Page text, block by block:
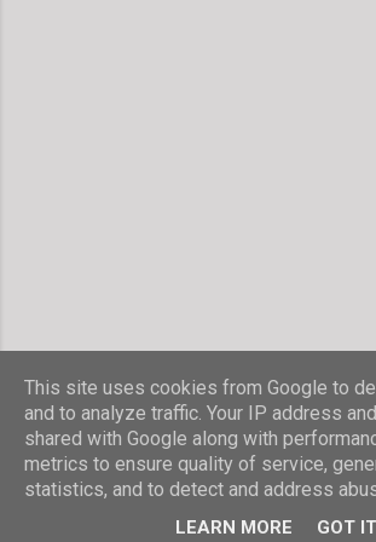
Powered by Blogger
This site uses cookies from Google to
and to analyze traffic. Your IP address
shared with Google along with
metrics to ensure quality of service,
statistics, and to detect and address
LEARN MORE GOT IT